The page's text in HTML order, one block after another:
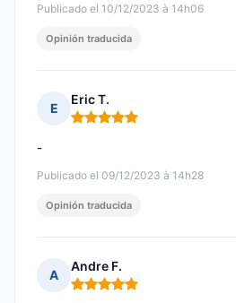
Publicado el 10/12/2023 à 14h06
Opinión traducida
E
Eric T.
Nota: 5 de 5
Publicado el 09/12/2023 à 14h28
-
Opinión traducida
A
Andre F.
Nota: 5 de 5